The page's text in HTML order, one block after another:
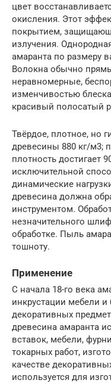
цвет
окисления. Этот
покрытием,
излучения.
амаранта по размеру
Волокна обычно
неравномерные,
изменчивостью
красивый полосатый
Твёрдое, плотное, но
древесины 880 кг/м3;
плотность достигает
исключительной
динамические
древесина должна
инструментом.
незначительного
обработке. Пыль
тошноту.
Применение
С начала 18-го века
инкрустации мебели
декоративных
древесина амаранта
вставок, мебели,
токарных работ,
качестве
используется для